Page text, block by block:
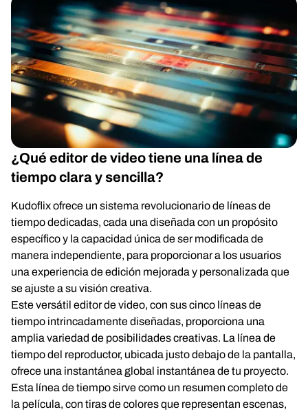
¿Qué editor de video tiene una línea de
tiempo clara y sencilla?
Kudoflix ofrece un sistema revolucionario de líneas de
tiempo dedicadas, cada una diseñada con un propósito
específico y la capacidad única de ser modificada de
manera independiente, para proporcionar a los usuarios
una experiencia de edición mejorada y personalizada que
se ajuste a su visión creativa.
Este versátil editor de video, con sus cinco líneas de
tiempo intrincadamente diseñadas, proporciona una
amplia variedad de posibilidades creativas. La línea de
tiempo del reproductor, ubicada justo debajo de la pantalla,
ofrece una instantánea global instantánea de tu proyecto.
Esta línea de tiempo sirve como un resumen completo de
la película, con tiras de colores que representan escenas,